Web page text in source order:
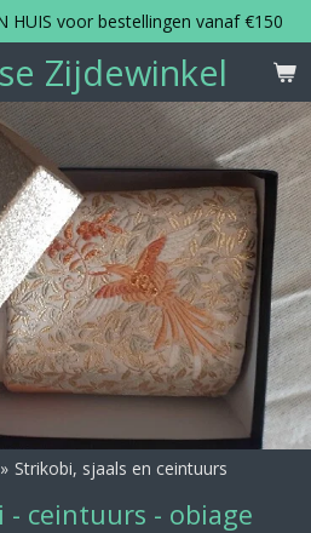
Zijdewinkel
HUIS voor bestellingen vanaf €150
» Strikobi, sjaals en ceintuurs
- ceintuurs - obiage